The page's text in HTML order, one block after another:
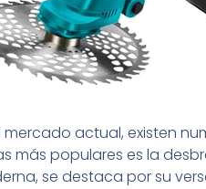
mercado actual, existen
más populares es la
se destaca por su